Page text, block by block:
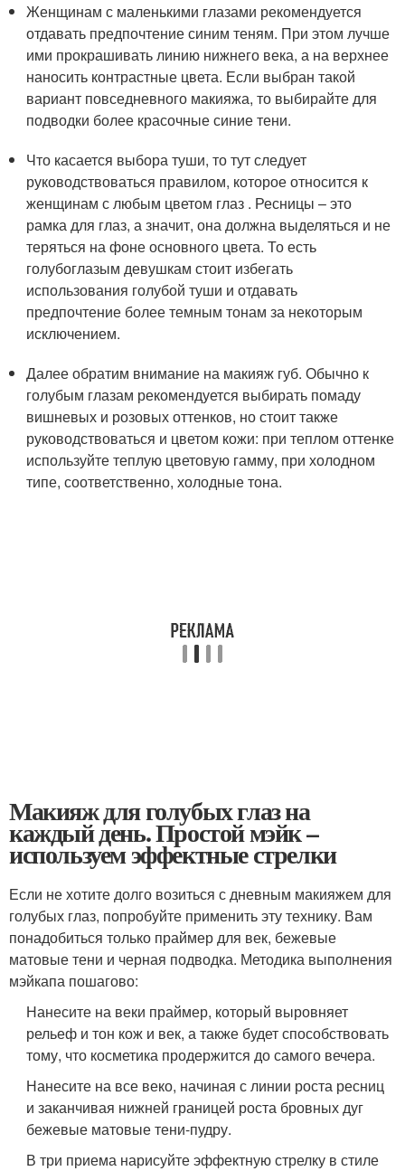
Женщинам с маленькими глазами рекомендуется
отдавать предпочтение синим теням. При этом лучше
ими прокрашивать линию нижнего века, а на верхнее
наносить контрастные цвета. Если выбран такой
вариант повседневного макияжа, то выбирайте для
подводки более красочные синие тени.
Что касается выбора туши, то тут следует
руководствоваться правилом, которое относится к
женщинам с любым цветом глаз . Ресницы – это
рамка для глаз, а значит, она должна выделяться и не
теряться на фоне основного цвета. То есть
голубоглазым девушкам стоит избегать
использования голубой туши и отдавать
предпочтение более темным тонам за некоторым
исключением.
Далее обратим внимание на макияж губ. Обычно к
голубым глазам рекомендуется выбирать помаду
вишневых и розовых оттенков, но стоит также
руководствоваться и цветом кожи: при теплом оттенке
используйте теплую цветовую гамму, при холодном
типе, соответственно, холодные тона.
Макияж для голубых глаз на
каждый день. Простой мэйк –
используем эффектные стрелки
Если не хотите долго возиться с дневным макияжем для
голубых глаз, попробуйте применить эту технику. Вам
понадобиться только праймер для век, бежевые
матовые тени и черная подводка. Методика выполнения
мэйкапа пошагово:
Нанесите на веки праймер, который выровняет
рельеф и тон кож и век, а также будет способствовать
тому, что косметика продержится до самого вечера.
Нанесите на все веко, начиная с линии роста ресниц
и заканчивая нижней границей роста бровных дуг
бежевые матовые тени-пудру.
В три приема нарисуйте эффектную стрелку в стиле